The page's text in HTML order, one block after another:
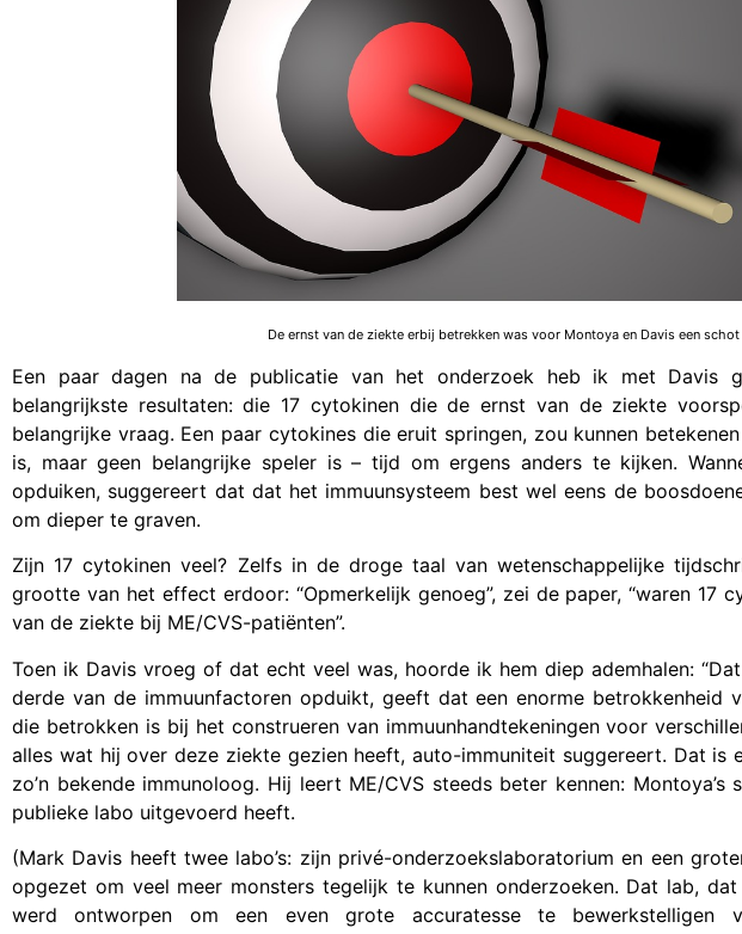
De ernst van de ziekte erbij betrekken was voor Montoya en Davis een
Een paar dagen na de publicatie van het onderzoek heb ik met Davis
belangrijkste resultaten: die 17 cytokinen die de ernst van de ziekte
belangrijke vraag. Een paar cytokines die eruit springen, zou kunnen
is, maar geen belangrijke speler is – tijd om ergens anders te kijken.
opduiken, suggereert dat dat het immuunsysteem best wel eens de
om dieper te graven.
Zijn 17 cytokinen veel? Zelfs in de droge taal van wetenschappelijke
grootte van het effect erdoor: “Opmerkelijk genoeg”, zei de paper, “waren 17
van de ziekte bij ME/CVS-patiënten”.
Toen ik Davis vroeg of dat echt veel was, hoorde ik hem diep ademhalen:
derde van de immuunfactoren opduikt, geeft dat een enorme betrokkenheid
die betrokken is bij het construeren van immuunhandtekeningen voor
alles wat hij over deze ziekte gezien heeft, auto-immuniteit suggereert. Dat is
zo’n bekende immunoloog. Hij leert ME/CVS steeds beter kennen:
publieke labo uitgevoerd heeft.
(Mark Davis heeft twee labo’s: zijn privé-onderzoekslaboratorium en een
opgezet om veel meer monsters tegelijk te kunnen onderzoeken. Dat lab,
werd ontworpen om een even grote accuratesse te